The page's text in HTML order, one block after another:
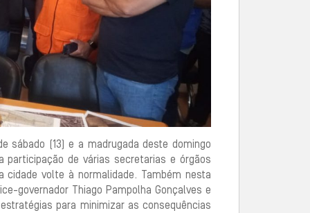
sábado (13) e a madrugada deste domingo
de várias secretarias e órgãos
volte à normalidade. Também nesta
governador Thiago Pampolha Gonçalves e
para minimizar as consequências